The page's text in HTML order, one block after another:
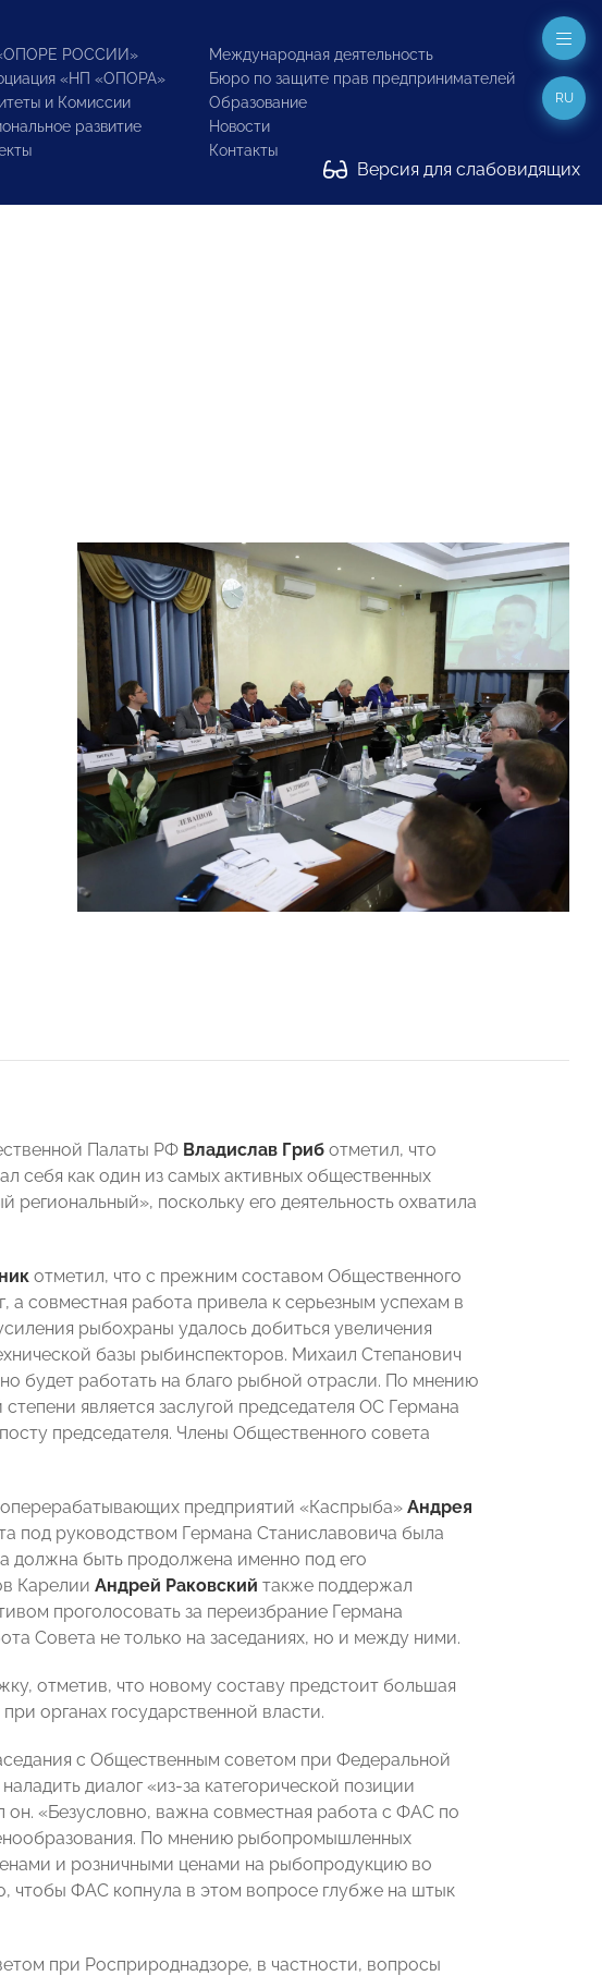
РОССИИ»
«НП «ОПОРА»
и Комиссии
развитие
Международная деятельность
Бюро по защите прав предпринимателей
Образование
Новости
Контакты
Версия для слабовидящих
RU
Палаты РФ Владислав Гриб отметил, что
себя как один из самых активных общественных
поскольку его деятельность охватила
отметил, что с прежним составом Общественного
совместная работа привела к серьезным успехам в
рыбохраны удалось добиться увеличения
базы рыбинспекторов. Михаил Степанович
будет работать на благо рыбной отрасли. По мнению
является заслугой председателя ОС Германа
председателя. Члены Общественного совета
предприятий «Каспрыба» Андрея
под руководством Германа Станиславовича была
должна быть продолжена именно под его
Карелии Андрей Раковский также поддержал
проголосовать за переизбрание Германа
Совета не только на заседаниях, но и между ними.
отметив, что новому составу предстоит большая
органах государственной власти.
с Общественным советом при Федеральной
диалог «из-за категорической позиции
он. «Безусловно, важна совместная работа с ФАС по
По мнению рыбопромышленных
и розничными ценами на рыбопродукцию во
чтобы ФАС копнула в этом вопросе глубже на штык
при Росприроднадзоре, в частности, вопросы